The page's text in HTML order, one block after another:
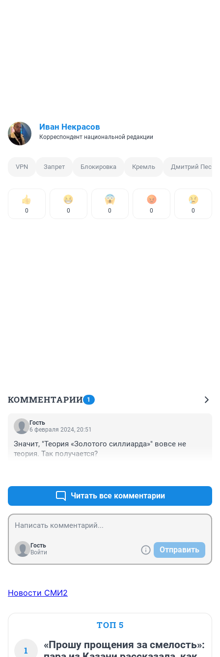
Иван Некрасов
Корреспондент национальной редакции
VPN Запрет Блокировка Кремль Дмитрий
0 0 0 0 0
КОММЕНТАРИИ 1
Гость
6 февраля 2024, 20:51
Значит, "Теория «Золотого силлиарда»" вовсе не
теория. Так получается?
Читать все комментарии
Гость
Войти
Отправить
Новости СМИ2
ТОП 5
1
«Прошу прощения за смелость»: